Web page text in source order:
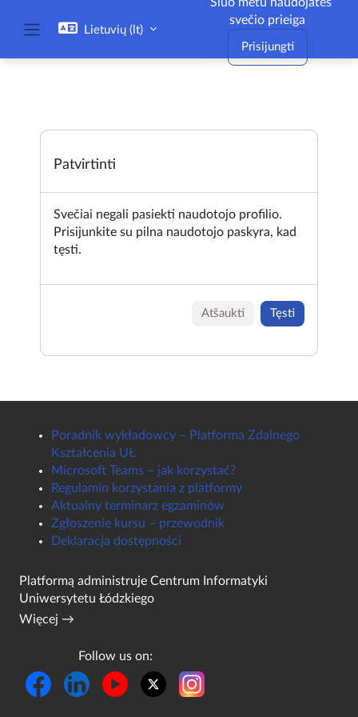
Lietuvių ‎(lt)‎
svečio prieiga
Prisijungti
Patvirtinti
Svečiai negali pasiekti naudotojo profilio.
Prisijunkite su pilna naudotojo paskyra, kad
tęsti.
Atšaukti Tęsti
Poradnik wykładowcy – Platforma Zdalnego
Kształcenia UŁ
Microsoft Teams – jak korzystać?
Regulamin korzystania z platformy
Aktualny terminarz egzaminów
Zgłoszenie kursu – przewodnik
Deklaracja dostępności
Platformą administruje Centrum Informatyki
Uniwersytetu Łódzkiego
Więcej →
Follow us on: